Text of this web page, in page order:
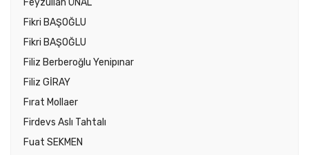
Fikri BAŞOĞLU
Fikri BAŞOĞLU
Filiz Berberoğlu Yenipınar
Filiz GİRAY
Fırat Mollaer
Firdevs Aslı Tahtalı
Fuat SEKMEN